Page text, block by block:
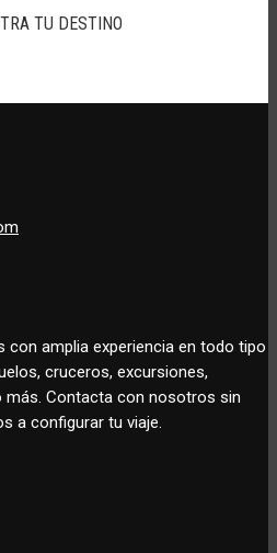
TU DESTINO
con amplia experiencia en todo tipo
cruceros, excursiones,
más. Contacta con nosotros sin
a configurar tu viaje.